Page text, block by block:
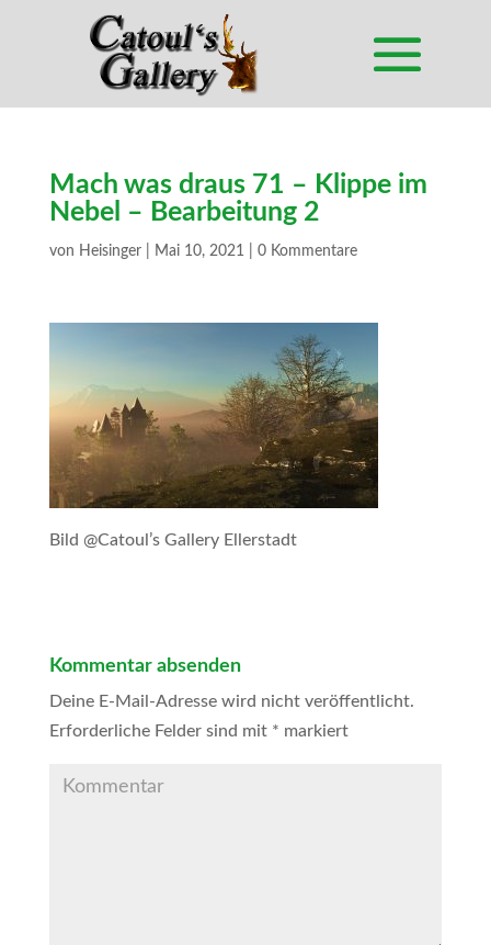
Mach was draus 71 – Klippe im
Nebel – Bearbeitung 2
von Heisinger| Mai 10, 2021 0 Kommentare
Bild @Catoul’s Gallery Ellerstadt
Kommentar absenden
Deine E-Mail-Adresse wird nicht veröffentlicht.
Erforderliche Felder sind mit * markiert